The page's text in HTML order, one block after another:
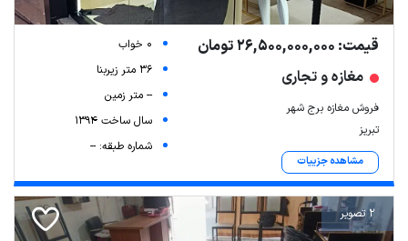
قیمت: 26,500,000,000 تومان
مغازه و تجاری
فروش مغازه برج شهر
تبریز
مشاهده جزییات
0 خواب
36 متر زیربنا
-- متر زمین
سال ساخت 1394
شماره طبقه: --
2 تصویر